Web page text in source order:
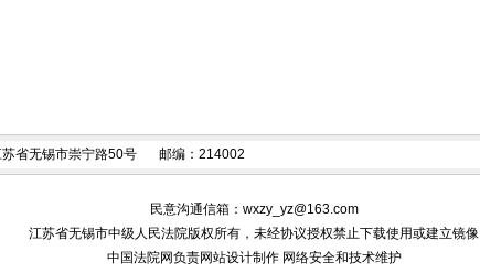
省无锡市崇宁路50号 邮编：214002
民意沟通信箱： wxzy_yz@163.com
江苏省无锡市中级人民法院版权所有，未经协议授权禁止下载使用或建立镜像
中国法院网负责网站设计制作 网络安全和技术维护